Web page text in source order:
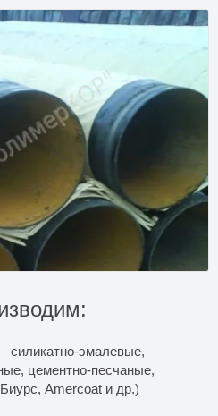
силикатно-эмалевые,
цементно-песчаные,
Amercoat и др.)